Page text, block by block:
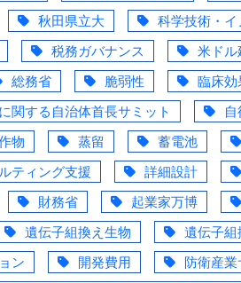
秋田県立大
科学技術・
税務ガバナンス
米ドル
総務省 脆弱性
臨床効
関する自治体首長サミット
物 蒸留
蓄電池
ティング支援
詳細設計
財務省
起業家万博
遺伝子組換え生物
遺伝子組
ン
開発費用
防衛産